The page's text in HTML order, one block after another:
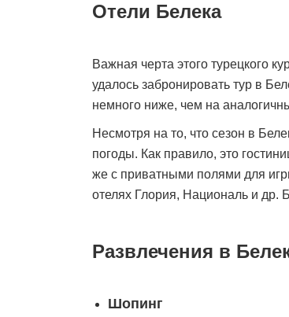
Отели Белека
Важная черта этого турецкого
удалось забронировать тур в
немного ниже, чем на
Несмотря на то, что сезон в
погоды. Как правило, это
же с приватными полями для
отелях Глория, Националь и др.
Развлечения в
Шопинг